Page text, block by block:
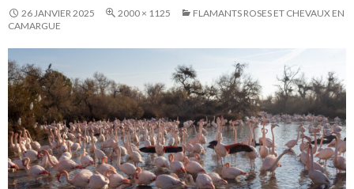
26 JANVIER 2025 2000 × 1125
FLAMANTS ROSES ET CHEVAUX EN
CAMARGUE